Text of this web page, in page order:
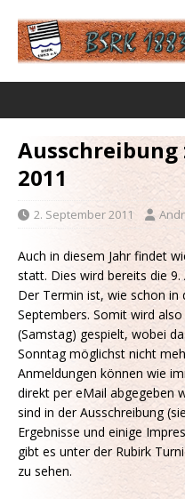
2011
2. September 2011
Auch in diesem Jahr findet
statt. Dies wird bereits die
Der Termin ist, wie schon in
Septembers. Somit wird
(Samstag) gespielt, wobei
Sonntag möglichst nicht
Anmeldungen können wie
direkt per eMail abgegeben
sind in der Ausschreibung
Ergebnisse und einige
gibt es unter der Rubirk
zu sehen.